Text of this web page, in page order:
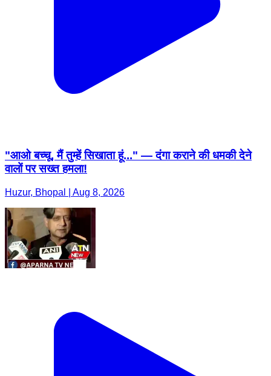
"आओ बच्चू, मैं तुम्हें सिखाता हूं..." — दंगा कराने की धमकी देने
वालों पर सख्त हमला!
Huzur, Bhopal | Aug 8, 2026